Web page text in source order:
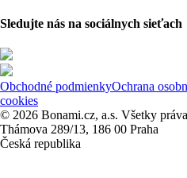
Sledujte nás na sociálnych sieťach
Obchodné podmienkyOchrana
cookies
© 2026 Bonami.cz, a.s. Všetky
Thámova 289/13, 186 00 Praha
Česká republika